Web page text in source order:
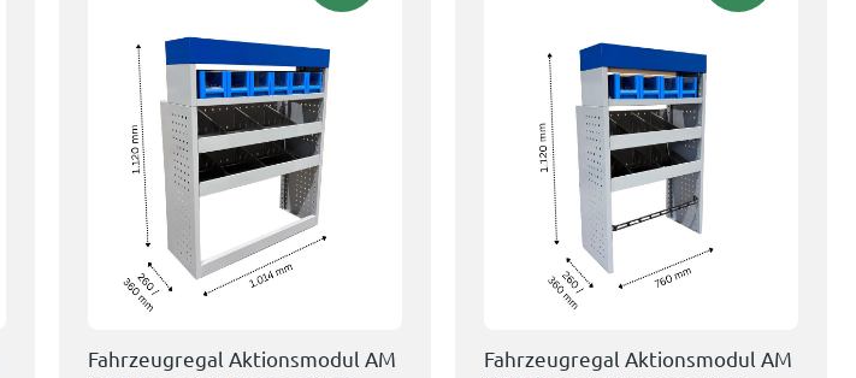
Fahrzeugregal Aktionsmodul AM
Fahrzeugregal Aktionsmodul AM